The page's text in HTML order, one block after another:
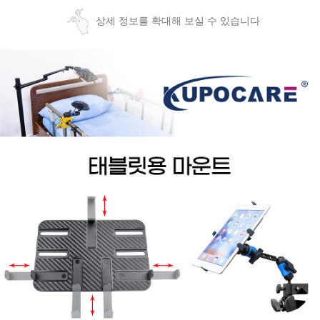
상세 정보를 확대해 보실 수 있습니다